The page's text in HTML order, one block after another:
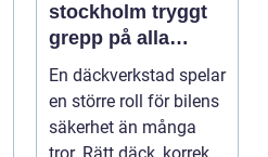
stockholm tryggt
grepp på alla
vägar
En däckverkstad spelar
en större roll för bilens
säkerhet än många